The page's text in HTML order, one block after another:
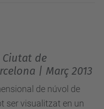
de
| Març 2013
de núvol de
ser visualitzat en un